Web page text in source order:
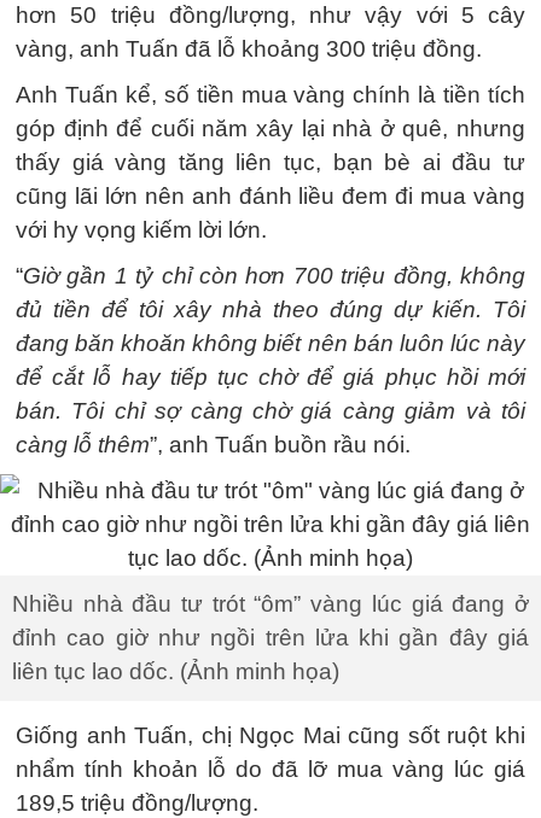
hơn 50 triệu đồng/lượng, như vậy với 5 cây
vàng, anh Tuấn đã lỗ khoảng 300 triệu đồng.
Anh Tuấn kể, số tiền mua vàng chính là tiền tích
góp định để cuối năm xây lại nhà ở quê, nhưng
thấy giá vàng tăng liên tục, bạn bè ai đầu tư
cũng lãi lớn nên anh đánh liều đem đi mua vàng
với hy vọng kiếm lời lớn.
“Giờ gần 1 tỷ chỉ còn hơn 700 triệu đồng, không
đủ tiền để tôi xây nhà theo đúng dự kiến. Tôi
đang băn khoăn không biết nên bán luôn lúc này
để cắt lỗ hay tiếp tục chờ để giá phục hồi mới
bán. Tôi chỉ sợ càng chờ giá càng giảm và tôi
càng lỗ thêm”, anh Tuấn buồn rầu nói.
Nhiều nhà đầu tư trót “ôm” vàng lúc giá đang ở
đỉnh cao giờ như ngồi trên lửa khi gần đây giá
liên tục lao dốc. (Ảnh minh họa)
Giống anh Tuấn, chị Ngọc Mai cũng sốt ruột khi
nhẩm tính khoản lỗ do đã lỡ mua vàng lúc giá
189,5 triệu đồng/lượng.